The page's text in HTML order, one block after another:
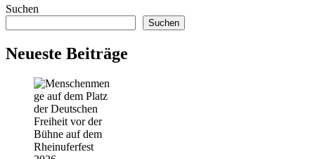
TWL
Winterlichter
📸
❄️✨
Suchen
Suchen
Neueste Beiträge